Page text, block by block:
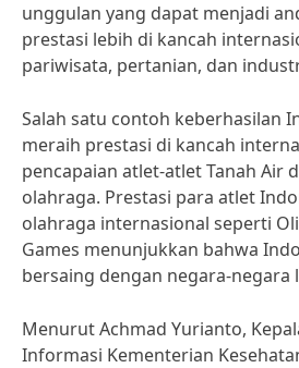
unggulan yang dapat menjadi
prestasi lebih di kancah
pariwisata, pertanian, dan
Salah satu contoh keberhasilan
meraih prestasi di kancah
pencapaian atlet-atlet Tanah Air
olahraga. Prestasi para atlet
olahraga internasional seperti
Games menunjukkan bahwa
bersaing dengan negara-negara
Menurut Achmad Yurianto,
Informasi Kementerian